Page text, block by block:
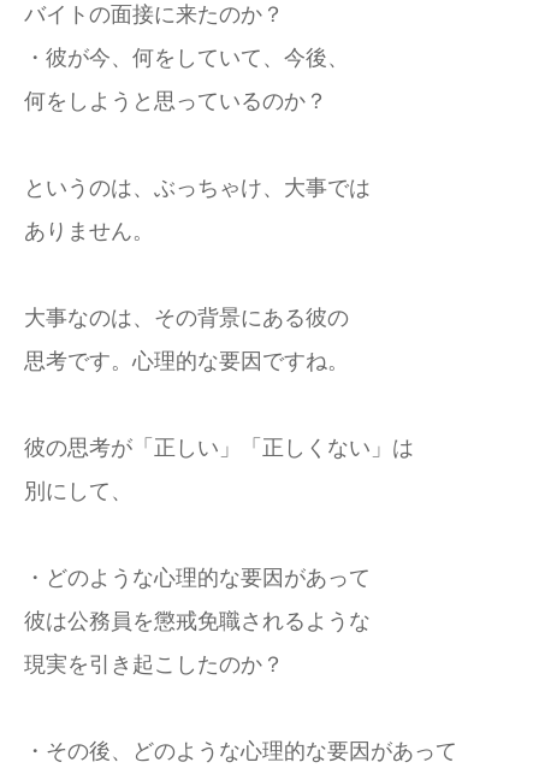
バイトの面接に来たのか？
・彼が今、何をしていて、今後、
何をしようと思っているのか？
というのは、ぶっちゃけ、大事では
ありません。
大事なのは、その背景にある彼の
思考です。心理的な要因ですね。
彼の思考が「正しい」「正しくない」は
別にして、
・どのような心理的な要因があって
彼は公務員を懲戒免職されるような
現実を引き起こしたのか？
・その後、どのような心理的な要因があって